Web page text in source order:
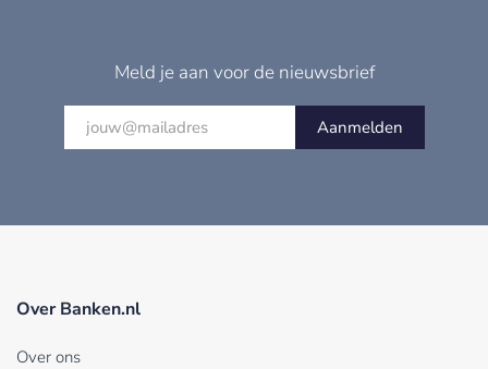
Meld je aan voor de nieuwsbrief
Aanmelden
Over Banken.nl
Over ons